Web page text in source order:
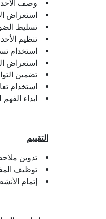
وصف
استعراض
تسليط
تنظيم
استخدام
استعراض
تضمين
استخدام
ابداء
التقييم
تدوين
توظيف
إتمام